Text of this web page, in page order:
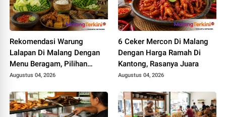
Rekomendasi Warung
Lalapan Di Malang Dengan
Menu Beragam, Pilihan
Tepat Saat Lapar
Augustus 04, 2026
6 Ceker Mercon Di Malang
Dengan Harga Ramah Di
Kantong, Rasanya Juara
Augustus 04, 2026